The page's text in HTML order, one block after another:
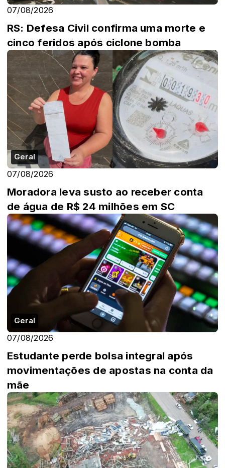
07/08/2026
RS: Defesa Civil confirma uma morte e
cinco feridos após ciclone bomba
Geral
07/08/2026
Moradora leva susto ao receber conta
de água de R$ 24 milhões em SC
Geral
07/08/2026
Estudante perde bolsa integral após
movimentações de apostas na conta da
mãe